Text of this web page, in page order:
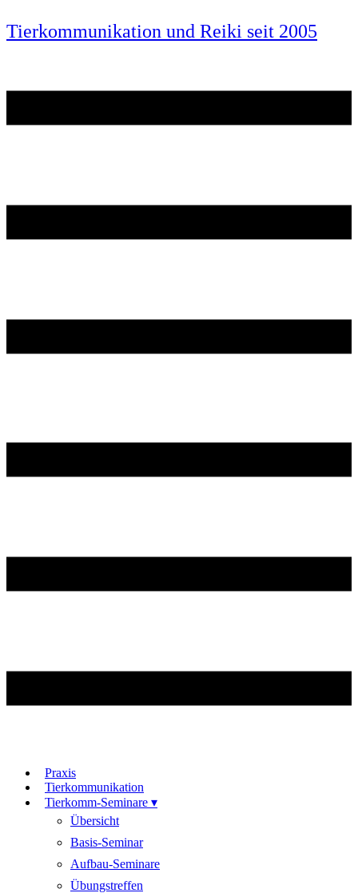
Tierkommunikation und Reiki seit 2005
Praxis
Tierkommunikation
Tierkomm-Seminare ▾
Übersicht
Basis-Seminar
Aufbau-Seminare
Übungstreffen